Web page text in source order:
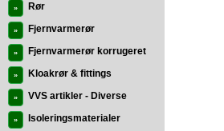
» Rør
» Fjernvarmerør
» Fjernvarmerør korrugeret
» Kloakrør & fittings
» VVS artikler - Diverse
» Isoleringsmaterialer